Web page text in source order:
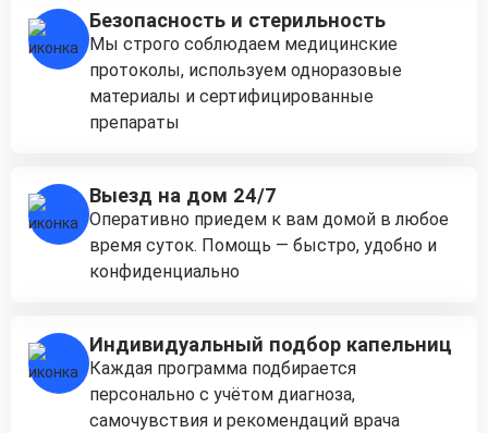
Безопасность и стерильность
Мы строго соблюдаем медицинские
протоколы, используем одноразовые
материалы и сертифицированные
препараты
Выезд на дом 24/7
Оперативно приедем к вам домой в любое
время суток. Помощь — быстро, удобно и
конфиденциально
Индивидуальный подбор капельниц
Каждая программа подбирается
персонально с учётом диагноза,
самочувствия и рекомендаций врача